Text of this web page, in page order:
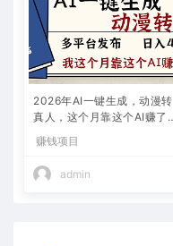
2026年AI一键生成，动漫转
真人，这个月靠这个AI赚了2
赚钱项目
admin